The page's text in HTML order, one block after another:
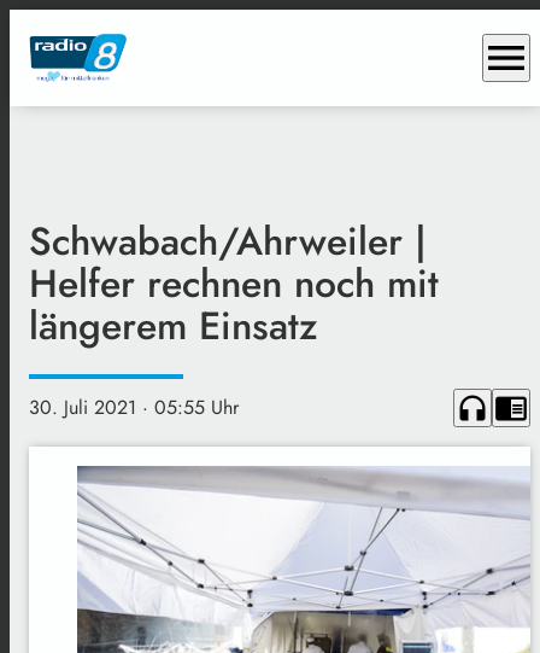
menu
Schwabach/Ahrweiler |
Helfer rechnen noch mit
längerem Einsatz
30. Juli 2021 · 05:55 Uhr headphones chrome_reader_mode